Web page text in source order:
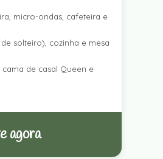
micro-ondas, cafeteira e
solteiro), cozinha e mesa
de casal Queen e
agora